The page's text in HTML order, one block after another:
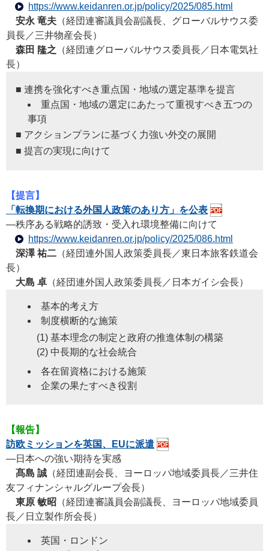
https://www.keidanren.or.jp/policy/2025/085.html
安永 竜夫 （経団連審議員会副議長、グローバルサウス委
員長／三井物産会長）
森田 隆之 （経団連グローバルサウス委員長／日本電気社
長）
■ 連携を強化すべき重点国・地域の選定基準を提言
重点国・地域の選定にあたって重視すべき五つの
事項
■ アクションプランに基づく力強い外交の展開
■ 提言の実現に向けて
【提言】
「転換期における外国人政策のあり方」を公表
―秩序ある戦略的誘致・受入れ環境整備に向けて
https://www.keidanren.or.jp/policy/2025/086.html
深澤 祐二 （経団連外国人政策委員長／東日本旅客鉄道会
長）
大島 卓 （経団連外国人政策委員長／日本ガイシ会長）
基本的考え方
制度横断的な施策
(1) 基本理念の制定と政府の推進体制の構築
(2) 中長期的な社会統合
各在留資格における施策
企業の果たすべき役割
【報告】
訪欧ミッションを英国、EUに派遣
―日本への強い期待を実感
髙島 誠 （経団連副会長、ヨーロッパ地域委員長／三井住
友フィナンシャルグループ会長）
東原 敏昭 （経団連審議員会副議長、ヨーロッパ地域委員
長／日立製作所会長）
英国・ロンドン